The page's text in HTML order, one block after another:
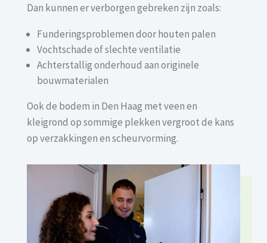
Dan kunnen er verborgen gebreken zijn zoals:
Funderingsproblemen door houten palen
Vochtschade of slechte ventilatie
Achterstallig onderhoud aan originele
bouwmaterialen
Ook de bodem in Den Haag met veen en
kleigrond op sommige plekken vergroot de kans
op verzakkingen en scheurvorming.